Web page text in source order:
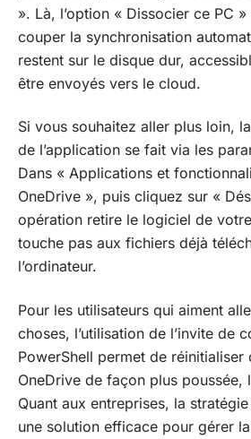
». Là, l’option « Dissocier ce PC
couper la synchronisation
restent sur le disque dur,
être envoyés vers le cloud.
Si vous souhaitez aller plus loin,
de l’application se fait via les
Dans « Applications et
OneDrive », puis cliquez sur «
opération retire le logiciel de
touche pas aux fichiers déjà
l’ordinateur.
Pour les utilisateurs qui aiment
choses, l’utilisation de l’invite de
PowerShell permet de réinitialiser
OneDrive de façon plus poussée,
Quant aux entreprises, la
une solution efficace pour gérer